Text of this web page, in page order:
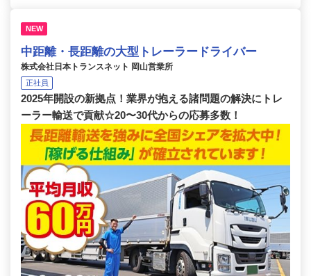
NEW
中距離・長距離の大型トレーラードライバー
株式会社日本トランスネット 岡山営業所
正社員
2025年開設の新拠点！業界が抱える諸問題の解決にトレ
ーラー輸送で貢献☆20〜30代からの応募多数！